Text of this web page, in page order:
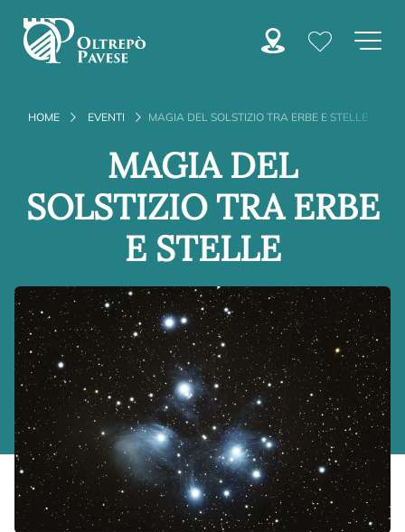
HOME EVENTI MAGIA DEL SOLSTIZIO TRA ERBE E STELLE
MAGIA DEL
SOLSTIZIO TRA ERBE
E STELLE